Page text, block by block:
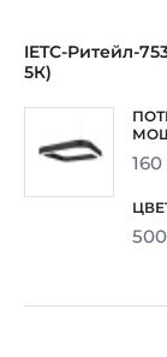
IETC-Ритейл-
5К)
160